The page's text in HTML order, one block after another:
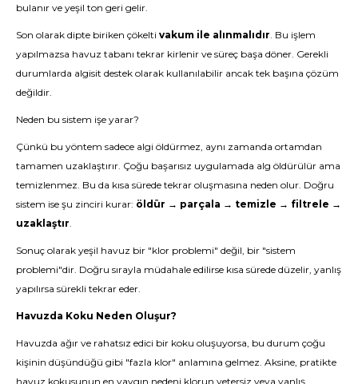
bulanır ve yeşil ton geri gelir.
Son olarak dipte biriken çökelti vakum ile alınmalıdır. Bu işlem
yapılmazsa havuz tabanı tekrar kirlenir ve süreç başa döner. Gerekli
durumlarda algisit destek olarak kullanılabilir ancak tek başına çözüm
değildir.
Neden bu sistem işe yarar?
Çünkü bu yöntem sadece algi öldürmez, aynı zamanda ortamdan
tamamen uzaklaştırır. Çoğu başarısız uygulamada alg öldürülür ama
temizlenmez. Bu da kısa sürede tekrar oluşmasına neden olur. Doğru
sistem ise şu zinciri kurar: öldür → parçala → temizle → filtrele →
uzaklaştır.
Sonuç olarak yeşil havuz bir "klor problemi" değil, bir "sistem
problemi"dir. Doğru sırayla müdahale edilirse kısa sürede düzelir, yanlış
yapılırsa sürekli tekrar eder.
Havuzda Koku Neden Oluşur?
Havuzda ağır ve rahatsız edici bir koku oluşuyorsa, bu durum çoğu
kişinin düşündüğü gibi "fazla klor" anlamına gelmez. Aksine, pratikte
havuz kokusunun en yaygın nedeni klorun yetersiz veya yanlış